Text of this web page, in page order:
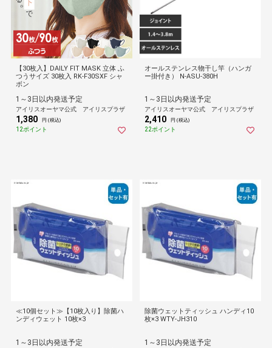
【30枚入】DAILY FIT MASK 立体 ふ
つうサイズ 30枚入 RK-F30SXF シャ
ボン
1～3日以内発送予定
アイリスオーヤマ公式 アイリスプラザ
1,380 円 (税込)
12ポイント
オールステンレス物干し竿（ハンガ
ー掛付き） N-ASU-380H
1～3日以内発送予定
アイリスオーヤマ公式 アイリスプラザ
2,410 円 (税込)
22ポイント
≪10個セット≫【10枚入り】除菌ハ
ンディウェット 10枚×3
1～3日以内発送予定
除菌ウェットティッシュ ハンディ10
枚×3 WTY-JH310
1～3日以内発送予定